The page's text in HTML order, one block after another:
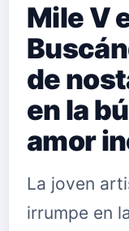
Mile V
de
en la
amor
La joven
irrumpe en